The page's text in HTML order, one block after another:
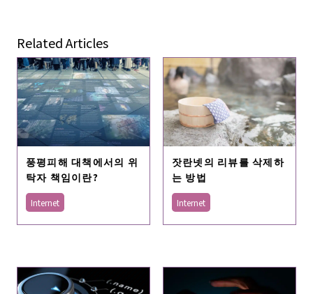
Related Articles
풍평피해 대책에서의 위
탁자 책임이란?
Internet
잣란넷의 리뷰를 삭제하
는 방법
Internet